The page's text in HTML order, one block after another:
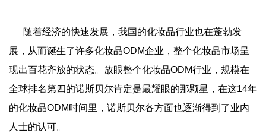
随着经济的快速发展，我国的化妆品行业也在蓬勃发
展，从而诞生了许多化妆品ODM企业，整个化妆品市场呈
现出百花齐放的状态。放眼整个化妆品ODM行业，规模在
全球排名第四的诺斯贝尔肯定是最耀眼的那颗星，在这14年
的化妆品ODM时间里，诺斯贝尔各方面也逐渐得到了业内
人士的认可。